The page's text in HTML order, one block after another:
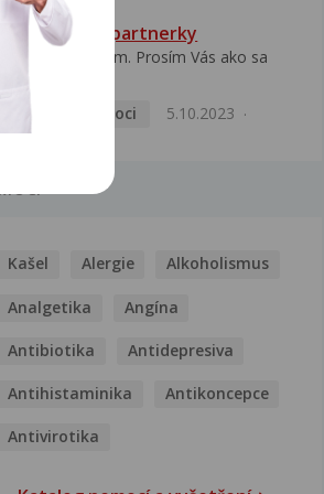
HPV typ 52 u partnerky
Dobrý deň prajem. Prosím Vás ako sa
Pohlavní nemoci
5.10.2023
Kašel Alergie Alkoholismus
Analgetika Angína
Antibiotika Antidepresiva
Antihistaminika Antikoncepce
Antivirotika